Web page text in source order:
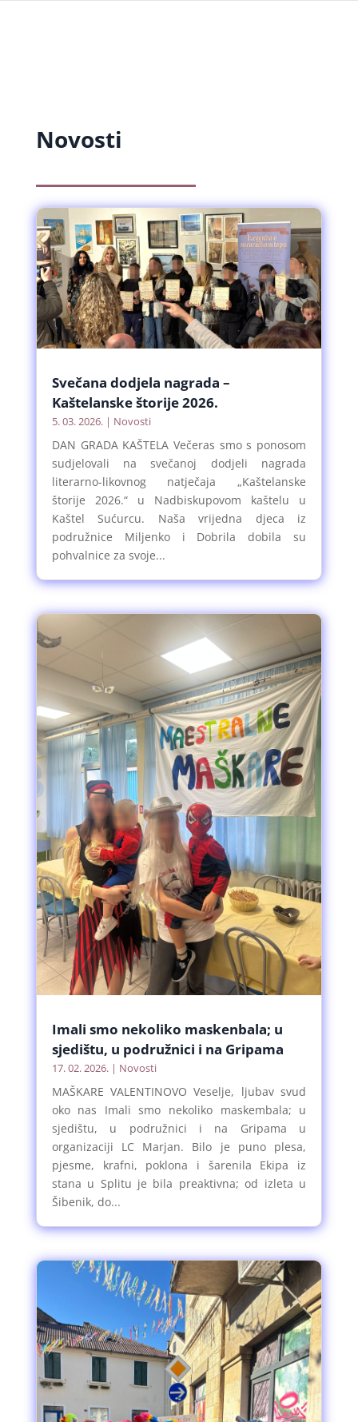
Novosti
Svečana dodjela nagrada –
Kaštelanske štorije 2026.
5. 03. 2026.| Novosti
DAN GRADA KAŠTELA Večeras smo s ponosom
sudjelovali na svečanoj dodjeli nagrada
literarno-likovnog natječaja „Kaštelanske
štorije 2026.“ u Nadbiskupovom kaštelu u
Kaštel Sućurcu. Naša vrijedna djeca iz
podružnice Miljenko i Dobrila dobila su
pohvalnice za svoje...
Imali smo nekoliko maskenbala; u
sjedištu, u podružnici i na Gripama
17. 02. 2026.| Novosti
MAŠKARE VALENTINOVO Veselje, ljubav svud
oko nas Imali smo nekoliko maskembala; u
sjedištu, u podružnici i na Gripama u
organizaciji LC Marjan. Bilo je puno plesa,
pjesme, krafni, poklona i šarenila Ekipa iz
stana u Splitu je bila preaktivna; od izleta u
Šibenik, do...